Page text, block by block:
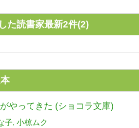
た読書家最新2件(2)
やってきた (ショコラ文庫)
子 小椋ムク